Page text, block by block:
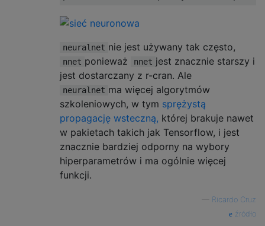
neuralnet nie jest używany tak często,
nnet ponieważ nnet jest znacznie starszy i
jest dostarczany z r-cran. Ale
neuralnet ma więcej algorytmów
szkoleniowych, w tym sprężystą
propagację wsteczną, której brakuje nawet
w pakietach takich jak Tensorflow, i jest
znacznie bardziej odporny na wybory
hiperparametrów i ma ogólnie więcej
funkcji.
Ricardo Cruz
źródło